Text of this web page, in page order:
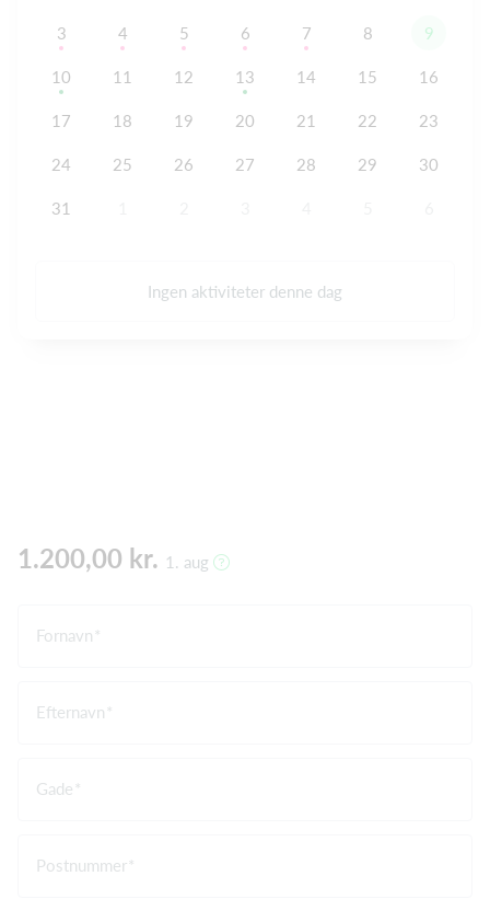
3 4 5 6 7 8 9
10 11 12 13 14 15 16
17 18 19 20 21 22 23
24 25 26 27 28 29 30
31
Ingen aktiviteter denne dag
1.200,00 kr. 1. aug
Fornavn
Efternavn
Gade
Postnummer